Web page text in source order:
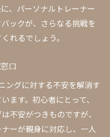
、パーソナルトレーナー
ックが、さらなる挑戦を
れるでしょう。
口
ングに対する不安を解消す
ます。初心者にとって、
不安がつきものですが、
ーが親身に対応し、一人